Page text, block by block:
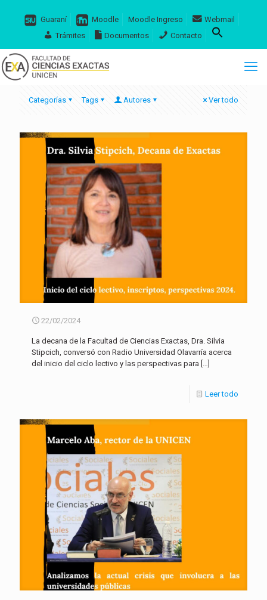
Guaraní Moodle Moodle Ingreso
Webmail
Trámites
Documentos Contacto
Categorías Tags Autores Ver todo
22/02/2024
La decana de la Facultad de Ciencias Exactas, Dra. Silvia
Stipcich, conversó con Radio Universidad Olavarría acerca
del inicio del ciclo lectivo y las perspectivas para […]
Leer todo